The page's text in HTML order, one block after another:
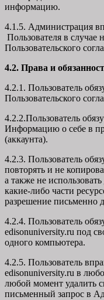
информацию.
4.1.5. Администрация
Пользователя в
Пользовательского
4.2. Права и
4.2.1. Пользователь
Пользовательского
4.2.2.Пользователь
Информацию о себе в
(аккаунта).
4.2.3. Пользователь
повторять и не
а также не
какие-либо части
разрешение письменно
4.2.4. Пользователь
edisonuniversity.ru под
одного компьютера.
4.2.5. Пользователь
edisonuniversity.ru в
любой момент удалить
письменный запрос в